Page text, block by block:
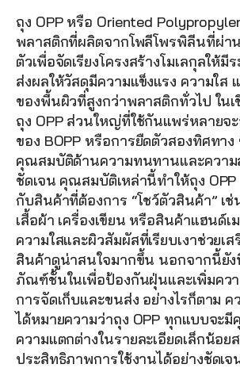
ถุง OPP หรือ Oriented
พลาสติกที่ผลิตจากโพลีโพรพิลีนที่ผ่า
ตัวเพื่อจัดเรียงโครงสร้างโมเลกุลให้มี
ส่งผลให้วัสดุมีความแข็งแรง ความใส
ของพื้นผิวที่สูงกว่าพลาสติกทั่วไป ใน
ถุง OPP ส่วนใหญ่ที่ใช้กันแพร่หลายจ
ของ BOPP หรือการยืดตัวสองทิศทาง
คุณสมบัติด้านความทนทานและความ
ชัดเจน คุณสมบัติเหล่านี้ทำให้ถุง OPP
กับสินค้าที่ต้องการ “โชว์ตัวสินค้า” เช่
เสื้อผ้า เครื่องเขียน หรือสินค้าแฮนด์เ
ความใสและผิวสัมผัสที่เรียบเงาช่วย
สินค้าดูน่าสนใจมากขึ้น นอกจากนี้ยัง
ภัณฑ์ชั้นในเพื่อป้องกันฝุ่นและเพิ่มควา
การจัดเก็บและขนส่ง อย่างไรก็ตาม ค
ได้หมายความว่าถุง OPP ทุกแบบจะ
ความแตกต่างในรายละเอียดเล็กน้อย
ประสิทธิภาพการใช้งานได้อย่างชัดเจ